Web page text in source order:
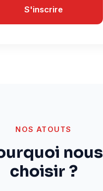
S'inscrire
NOS ATOUTS
nous
choisir ?